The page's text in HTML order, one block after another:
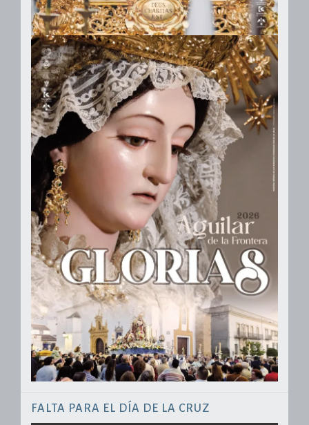
FALTA PARA EL DÍA DE LA CRUZ